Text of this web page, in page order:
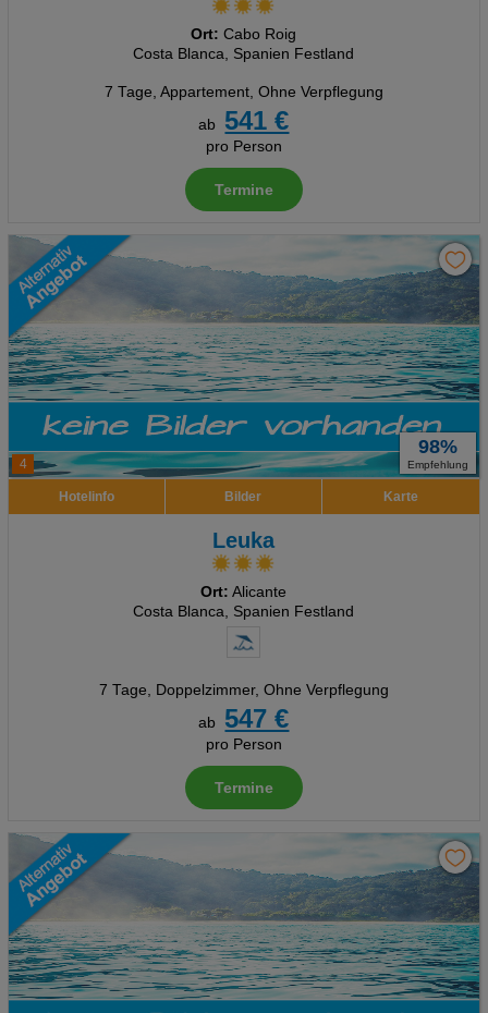
Ort: Cabo Roig
Costa Blanca, Spanien Festland
7 Tage, Appartement, Ohne Verpflegung
ab
541 €
pro Person
Termine
4
98%
Empfehlung
Hotelinfo Bilder Karte
Leuka
Ort: Alicante
Costa Blanca, Spanien Festland
7 Tage, Doppelzimmer, Ohne Verpflegung
ab
547 €
pro Person
Termine